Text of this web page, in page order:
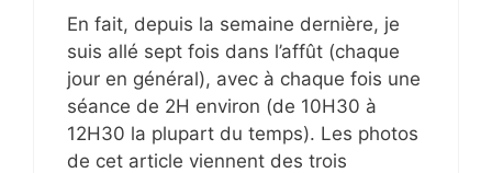
En fait, depuis la semaine dernière, je
suis allé sept fois dans l’affût (chaque
jour en général), avec à chaque fois une
séance de 2H environ (de 10H30 à
12H30 la plupart du temps). Les photos
de cet article viennent des trois